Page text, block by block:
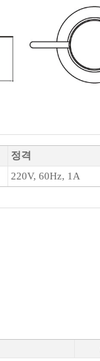
정격
220V, 60Hz, 1A